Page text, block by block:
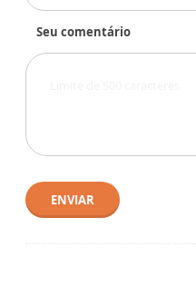
Seu comentário
ENVIAR